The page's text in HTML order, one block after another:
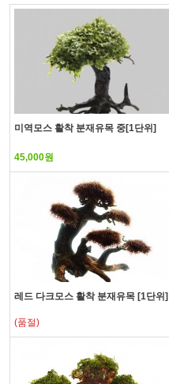
미역모스 활착 분재유목 중[1단위]
45,000원
레드 다크모스 활착 분재유목 [1단위]
(품절)